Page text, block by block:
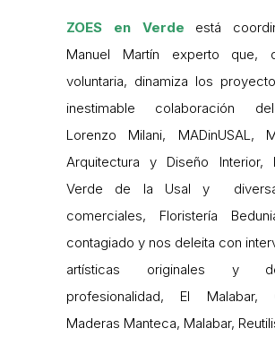
ZOES en Verde está
Manuel Martín experto que,
voluntaria, dinamiza los
inestimable colaboración
Lorenzo Milani, MADinUSAL,
Arquitectura y Diseño Interior,
Verde de la Usal y
comerciales, Floristería
contagiado y nos deleita con
artísticas originales y
profesionalidad, El Malabar,
Maderas Manteca, Malabar,